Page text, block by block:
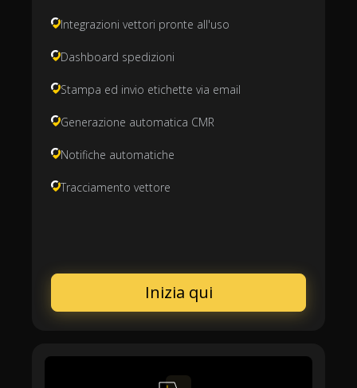
Integrazioni vettori pronte all'uso
Dashboard spedizioni
Stampa ed invio etichette via email
Generazione automatica CMR
Notifiche automatiche
Tracciamento vettore
Inizia qui